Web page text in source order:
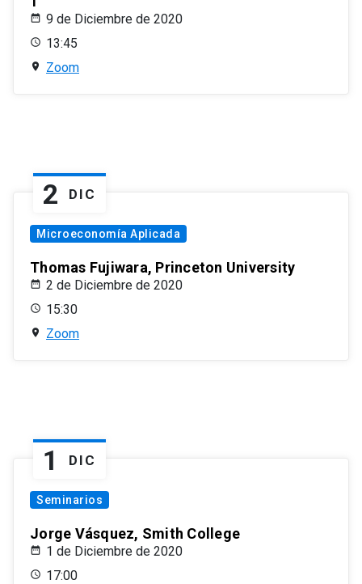
9 de Diciembre de 2020
13:45
Zoom
2 DIC
Microeconomía Aplicada
Thomas Fujiwara, Princeton University
2 de Diciembre de 2020
15:30
Zoom
1 DIC
Seminarios
Jorge Vásquez, Smith College
1 de Diciembre de 2020
17:00